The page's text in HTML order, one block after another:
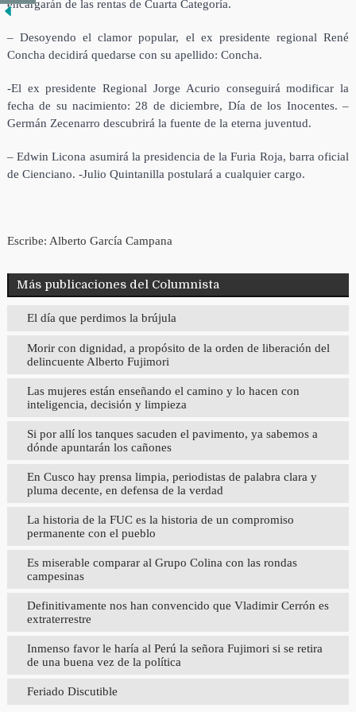
encargarán de las rentas de Cuarta Categoría.
– Desoyendo el clamor popular, el ex presidente regional René
Concha decidirá quedarse con su apellido: Concha.
-El ex presidente Regional Jorge Acurio conseguirá modificar la
fecha de su nacimiento: 28 de diciembre, Día de los Inocentes. –
Germán Zecenarro descubrirá la fuente de la eterna juventud.
– Edwin Licona asumirá la presidencia de la Furia Roja, barra oficial
de Cienciano. -Julio Quintanilla postulará a cualquier cargo.
Escribe: Alberto García Campana
Más publicaciones del Columnista
El día que perdimos la brújula
Morir con dignidad, a propósito de la orden de liberación del
delincuente Alberto Fujimori
Las mujeres están enseñando el camino y lo hacen con
inteligencia, decisión y limpieza
Si por allí los tanques sacuden el pavimento, ya sabemos a
dónde apuntarán los cañones
En Cusco hay prensa limpia, periodistas de palabra clara y
pluma decente, en defensa de la verdad
La historia de la FUC es la historia de un compromiso
permanente con el pueblo
Es miserable comparar al Grupo Colina con las rondas
campesinas
Definitivamente nos han convencido que Vladimir Cerrón es
extraterrestre
Inmenso favor le haría al Perú la señora Fujimori si se retira
de una buena vez de la política
Feriado Discutible